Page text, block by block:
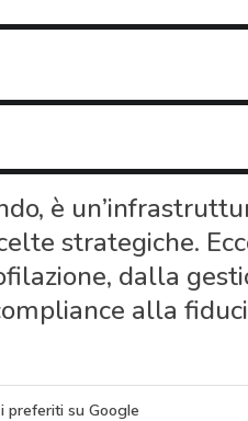
è
strategiche.
dalla
alla
preferiti su Google